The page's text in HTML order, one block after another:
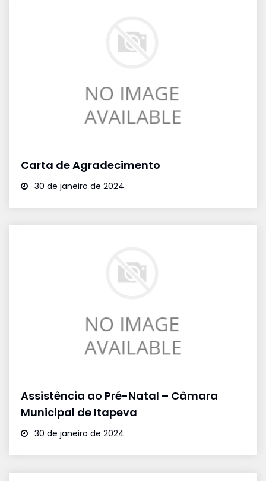
Carta de Agradecimento
30 de janeiro de 2024
Assistência ao Pré-Natal – Câmara
Municipal de Itapeva
30 de janeiro de 2024